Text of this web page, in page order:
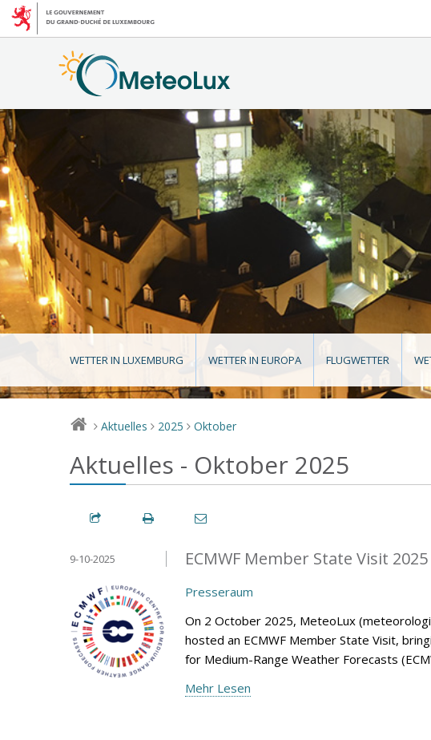
WETTER IN LUXEMBURG WETTER IN EUROPA FLUGWETTER
> Aktuelles > 2025 > Oktober
Aktuelles - Oktober 2025
ECMWF Member State Visit 2025
9-10-2025
Presseraum
On 2 October 2025, MeteoLux
hosted an ECMWF Member State Visit,
for Medium-Range Weather Forecasts
Mehr Lesen